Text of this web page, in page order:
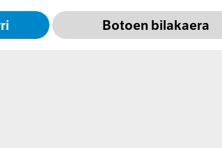
Botoen bilakaera